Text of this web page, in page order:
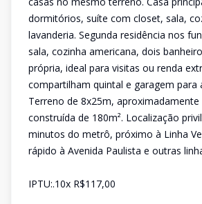
dormitórios, suíte com closet, sala,
lavanderia. Segunda residência nos
sala, cozinha americana, dois
própria, ideal para visitas ou renda
compartilham quintal e garagem para
Terreno de 8x25m, aproximadamente
construída de 180m². Localização
minutos do metrô, próximo à Linha
rápido à Avenida Paulista e outras
IPTU:.10x R$117,00